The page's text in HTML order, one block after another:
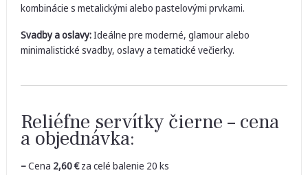
kombinácie s metalickými alebo pastelovými prvkami.
Svadby a oslavy:Ideálne pre moderné, glamour alebo
minimalistické svadby, oslavy a tematické večierky.
Reliéfne servítky čierne – cena
a objednávka:
–Cena 2,60€za celé balenie 20 ks